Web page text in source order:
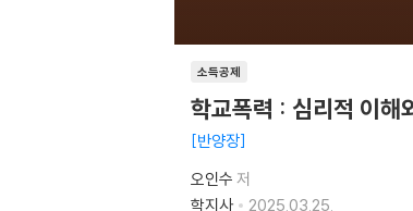
소득공제
학교폭력 : 심리적 이해
반양장
오인수 저
학지사
2025.03.25.